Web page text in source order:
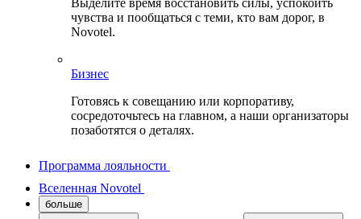
Выделите время восстановить силы, успокоить
чувства и пообщаться с теми, кто вам дорог, в
Novotel.
Бизнес
Готовясь к совещанию или корпоративу,
сосредоточьтесь на главном, а наши организаторы
позаботятся о деталях.
Программа лояльности
Вселенная Novotel
больше